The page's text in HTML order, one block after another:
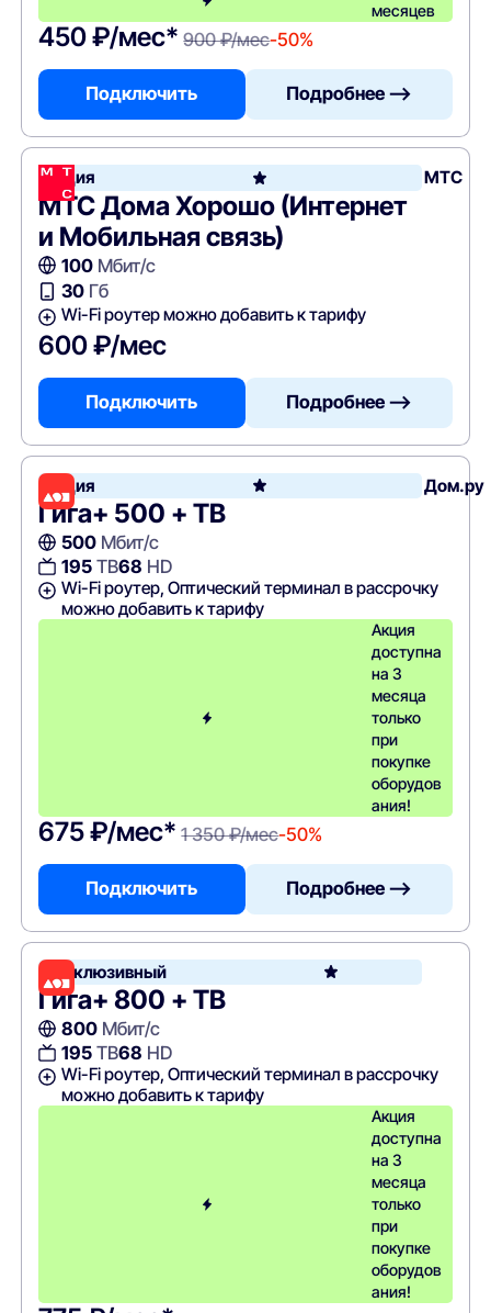
месяцев
450 ₽/мес* 900 ₽/мес-50%
Подключить Подробнее —>
Акция МТС
МТС Дома Хорошо (Интернет
и Мобильная связь)
100Мбит/с
30Гб
Wi-Fi роутер можно добавить к тарифу
600 ₽/мес
Подключить Подробнее —>
Акция Дом.ру
Гига+ 500 + ТВ
500Мбит/с
195ТВ68 HD
Wi-Fi роутер, Оптический терминал в рассрочку
можно добавить к тарифу
Акция
доступна
на 3
месяца
только
при
покупке
оборудов
ания!
675 ₽/мес* 1 350 ₽/мес-50%
Подключить Подробнее —>
Эксклюзивный
Гига+ 800 + ТВ
800Мбит/с
195ТВ68 HD
Wi-Fi роутер, Оптический терминал в рассрочку
можно добавить к тарифу
Акция
доступна
на 3
месяца
только
при
покупке
оборудов
ания!